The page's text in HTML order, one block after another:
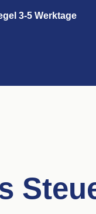
3-5 Werktage